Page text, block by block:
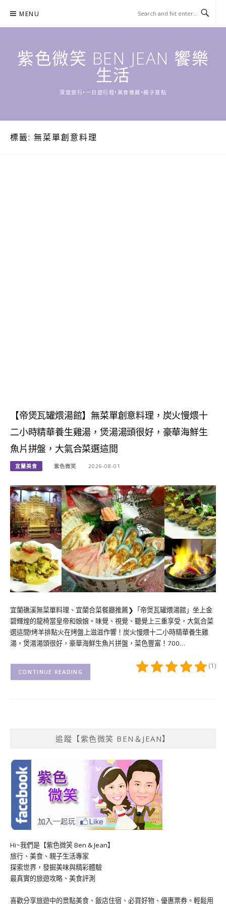
content
MENU
紫色微笑 BEN JEAN 饗樂
生活
深度旅行•一日遊行程•美食推薦•親子景點
標籤: 無菜單創意料理
【帝煲瓦罐煨湯館】無菜單創意料理，炭火慢煨十
二小時精華養生雞湯，煲湯湯頭很好，豪華海鮮生
魚片拼盤，大氣合菜選這間
宜蘭美食 紫色微笑 2026-08-01
宜蘭礁溪無菜單料理、宜蘭合菜餐廳推薦❯「帝煲瓦罐煨湯館」坐上金
碧輝煌的龍椅當皇帝和娘娘。味覺、視覺、聽覺上三重享受，大氣合菜
選這間!烤羊排點火在烤盤上滋滋作響！炭火慢煨十二小時精華養生雞
湯，煲湯湯頭很好，豪華海鮮生魚片拼盤，菜色豐富！700…
(1)
CONTINUE READING
追蹤【紫色微笑 BEN＆JEAN】
Hi~我們是【紫色微笑 Ben & Jean】
旅行、美食、親子生活專家
探索世界，發掘美味與精彩體驗
最真實的旅遊攻略、美食評測
喜歡分享旅遊中的景點美食、飯店住宿、必買好物、優惠票券。輕鬆用